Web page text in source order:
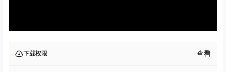
下载权限 查看